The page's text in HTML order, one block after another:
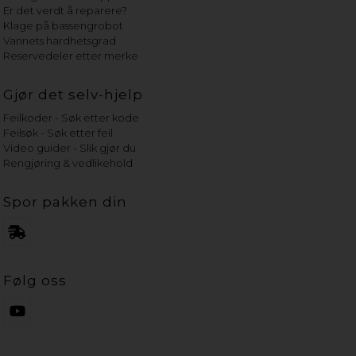
Er det verdt å reparere?
Klage på bassengrobot
Vannets hardhetsgrad
Reservedeler etter merke
Gjør det selv-hjelp
Feilkoder - Søk etter kode
Feilsøk - Søk etter feil
Video guider - Slik gjør du
Rengjøring & vedlikehold
Spor pakken din
Følg oss